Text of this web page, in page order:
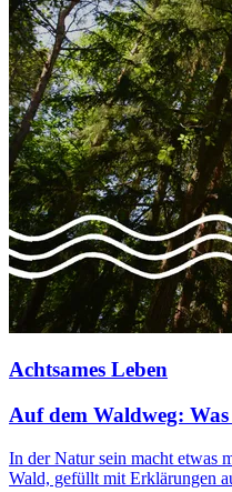
Achtsames Leben
Auf dem Waldweg:
In der Natur sein macht etwas
Wald, gefüllt mit Erklärungen